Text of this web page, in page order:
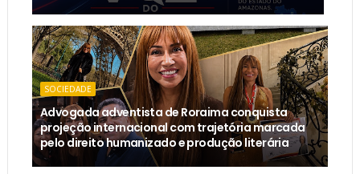
SOCIEDADE
Advogada adventista de Roraima conquista
projeção internacional com trajetória marcada
pelo direito humanizado e produção literária